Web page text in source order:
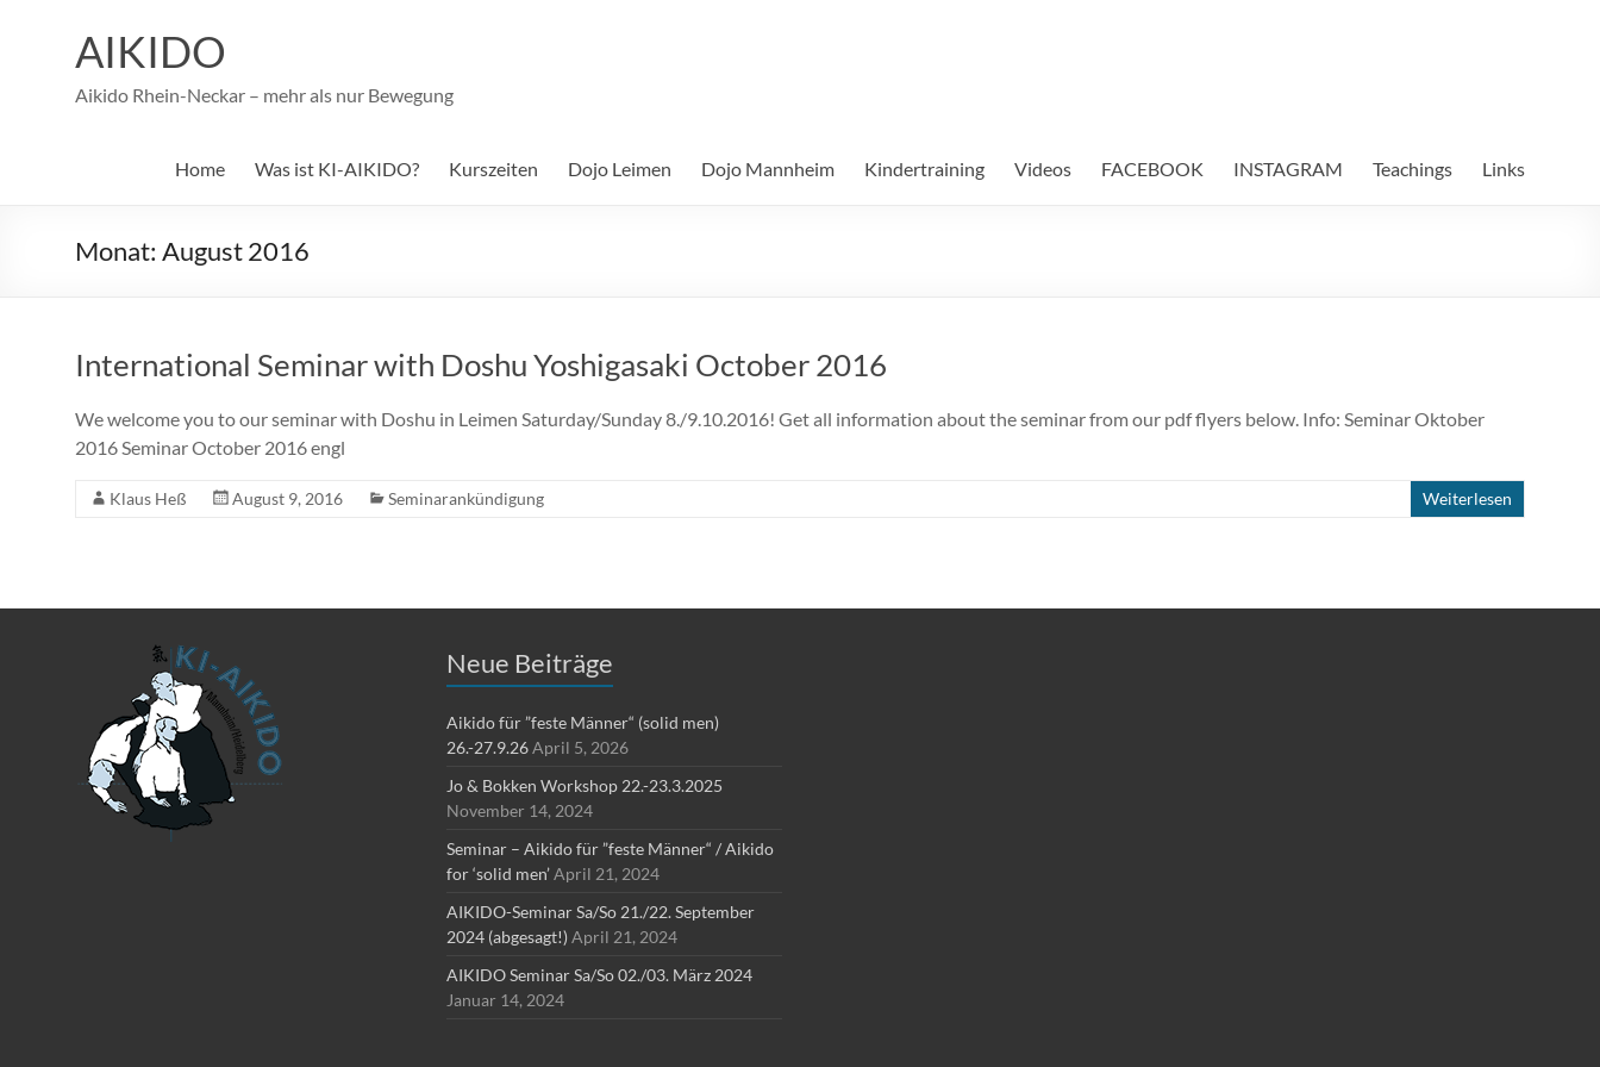
AIKIDO
Aikido Rhein-Neckar – mehr als nur Bewegung
Home Was ist KI-AIKIDO? Kurszeiten Dojo Leimen Dojo Mannheim Kindertraining Videos FACEBOOK INSTAGRAM Teachings Links
Monat: August 2016
International Seminar with Doshu Yoshigasaki October 2016
We welcome you to our seminar with Doshu in Leimen Saturday/Sunday 8./9.10.2016! Get all information about the seminar from our pdf flyers below. Info: Seminar Oktober
2016 Seminar October 2016 engl
Klaus Heß August 9, 2016 Seminarankündigung Weiterlesen
Neue Beiträge
Aikido für ”feste Männer“ (solid men)
26.-27.9.26April 5, 2026
Jo & Bokken Workshop 22.-23.3.2025
November 14, 2024
Seminar – Aikido für ”feste Männer“ / Aikido
for ‘solid men’April 21, 2024
AIKIDO-Seminar Sa/So 21./22. September
2024 (abgesagt!)April 21, 2024
AIKIDO Seminar Sa/So 02./03. März 2024
Januar 14, 2024